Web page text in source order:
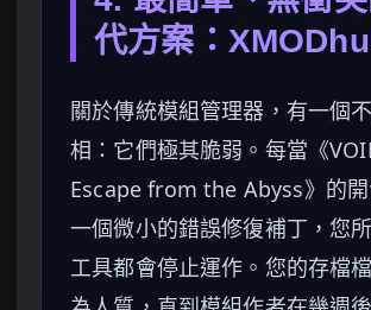
代方案：
關於傳統模組管理器，有一個
相：它們極其脆弱。每當《
Escape from the Abyss》的
一個微小的錯誤修復補丁，您
工具都會停止運作。您的存檔